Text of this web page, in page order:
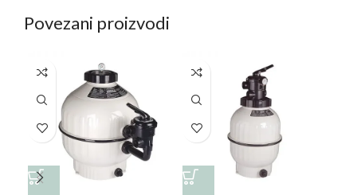
Povezani proizvodi